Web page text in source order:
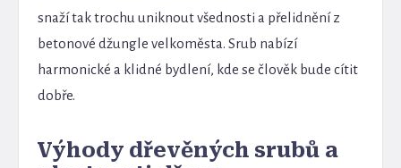
snaží tak trochu uniknout všednosti a přelidnění z
betonové džungle velkoměsta. Srub nabízí
harmonické a klidné bydlení, kde se člověk bude cítit
dobře.
Výhody dřevěných srubů a